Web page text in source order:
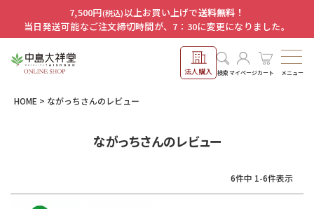
7,500円(税込)以上お買い上げで送料無料！
当日発送可能なご注文締切時間が、7：30に変更になりました。
法人購入 検索マイページカート メニュー
HOME ながっちさんのレビュー
ながっちさんのレビュー
6件中 1-6件表示